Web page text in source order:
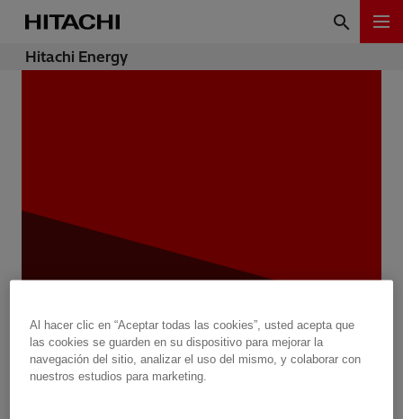
Hitachi Energy
Grid-eMotion™ Fleet: Cargando
más con menos
Al hacer clic en “Aceptar todas las cookies”, usted acepta que
las cookies se guarden en su dispositivo para mejorar la
navegación del sitio, analizar el uso del mismo, y colaborar con
nuestros estudios para marketing.